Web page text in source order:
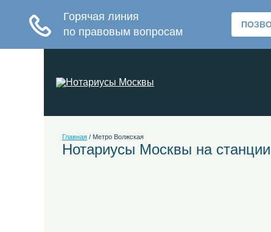
Главная / Метро Волжская
Нотариусы Москвы на